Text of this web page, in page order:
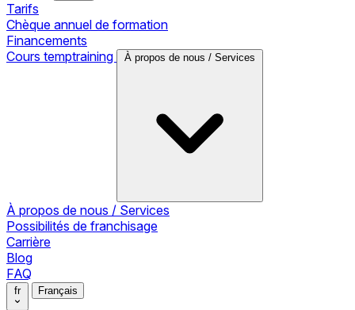
Tarifs
Chèque annuel de formation
Financements
Cours temptraining
À propos de nous / Services
À propos de nous / Services
Possibilités de franchisage
Carrière
Blog
FAQ
fr Français